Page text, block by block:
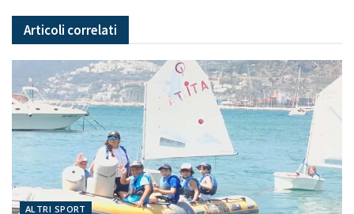
Articoli correlati
ALTRI SPORT